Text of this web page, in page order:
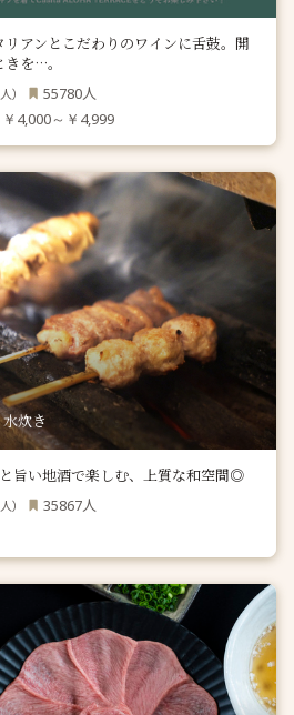
アンとこだわりのワインに舌鼓。開
を…。
人） 55780人
￥4,000～￥4,999
炊き
旨い地酒で楽しむ、上質な和空間◎
人） 35867人